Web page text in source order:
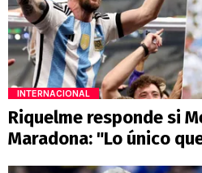
INTERNACIONAL
Riquelme responde si
Maradona: "Lo único